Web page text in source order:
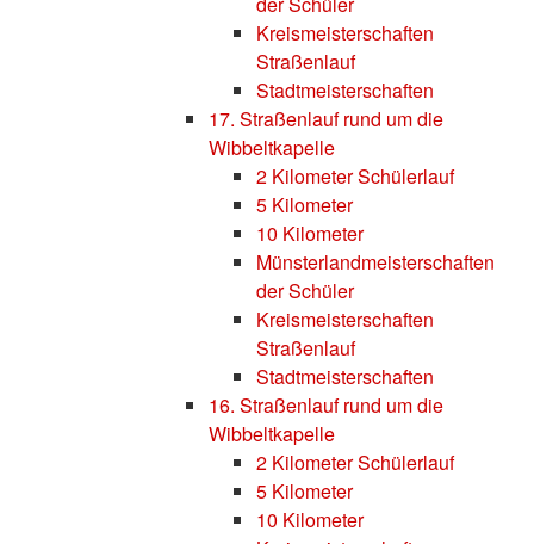
Kreismeisterschaften
Straßenlauf
Stadtmeisterschaften
17. Straßenlauf rund um die
Wibbeltkapelle
2 Kilometer Schülerlauf
5 Kilometer
10 Kilometer
Münsterlandmeisterschaften
der Schüler
Kreismeisterschaften
Straßenlauf
Stadtmeisterschaften
16. Straßenlauf rund um die
Wibbeltkapelle
2 Kilometer Schülerlauf
5 Kilometer
10 Kilometer